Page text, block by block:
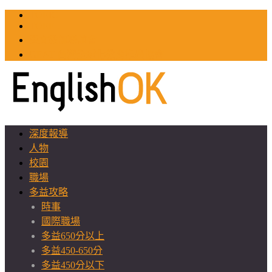
深度報導
人物
校園
職場
多益攻略
時事
國際職場
多益650分以上
多益450-650分
多益450分以下